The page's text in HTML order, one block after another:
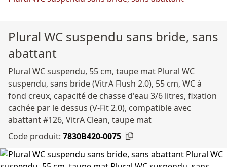
Plural WC suspendu sans bride, sans
abattant
Plural WC suspendu, 55 cm, taupe mat Plural WC
suspendu, sans bride (VitrA Flush 2.0), 55 cm, WC à
fond creux, capacité de chasse d'eau 3/6 litres, fixation
cachée par le dessus (V-Fit 2.0), compatible avec
abattant #126, VitrA Clean, taupe mat
Code produit: 7830B420-0075